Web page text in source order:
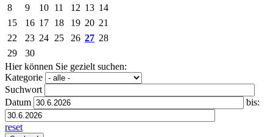
8
9 10 11 12 13 14
15
16 17 18 19 20 21
22
23 24 25 26 27 28
29
30
Hier können Sie gezielt suchen:
Kategorie
Suchwort
Datum
bis:
reset